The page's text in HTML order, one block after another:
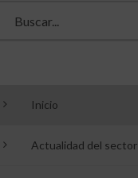
Inicio
Actualidad del sector